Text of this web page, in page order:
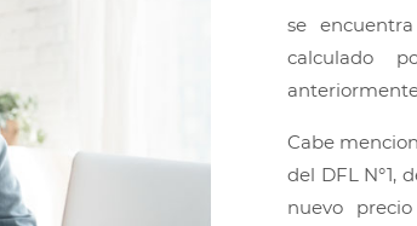
se
calculado
Cabe
del DFL N°1,
nuevo